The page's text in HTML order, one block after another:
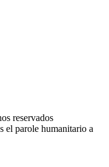
reservados
el parole humanitario a